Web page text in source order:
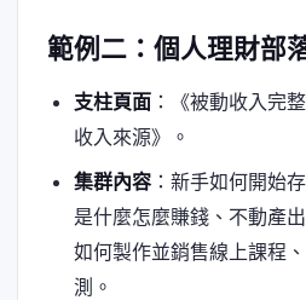
範例二：個人理財部
支柱頁面：《被動收入完
收入來源》。
集群內容：新手如何開始
是什麼怎麼賺錢、不動產
如何製作並銷售線上課程
測。